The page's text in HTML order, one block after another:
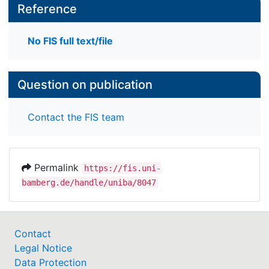
Reference
No FIS full text/file
Question on publication
Contact the FIS team
Permalink
https://fis.uni-
bamberg.de/handle/uniba/8047
Contact
Legal Notice
Data Protection